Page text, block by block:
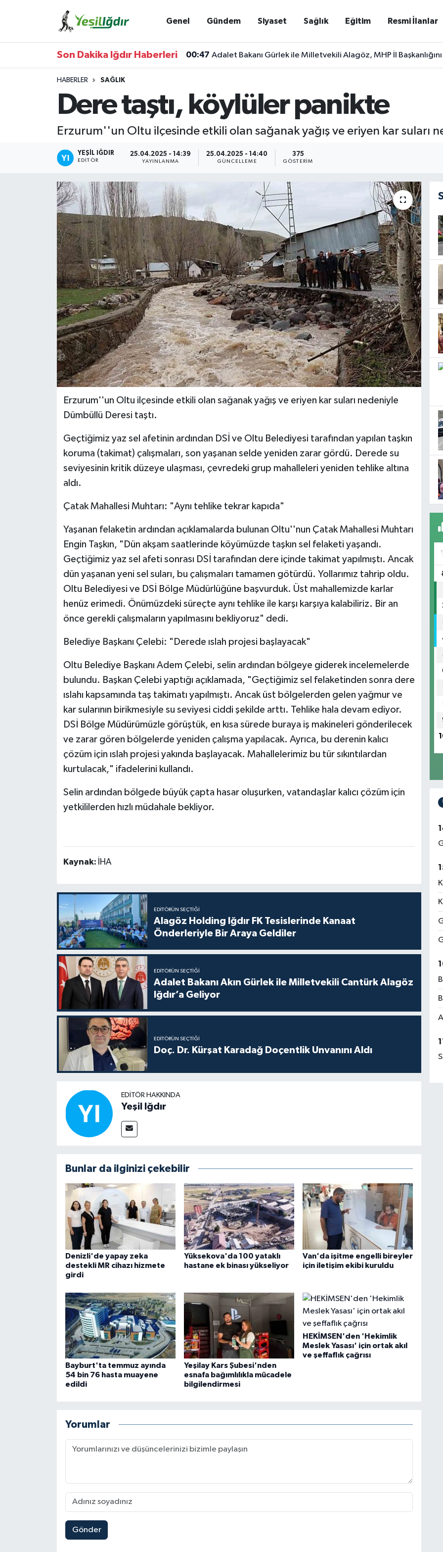
Genel Gündem Siyaset Sağlık Eğitim Resmi İlanlar
Son Dakika Iğdır Haberleri 00:47 Adalet Bakanı Gürlek ile Milletvekili Alagöz, MHP İl
HABERLER SAĞLIK
Dere taştı, köylüler panikte
Erzurum''un Oltu ilçesinde etkili olan sağanak yağış ve eriyen kar suları
YEŞIL IĞDIR
EDITÖR
25.04.2025 - 14:39
YAYINLANMA
25.04.2025 - 14:40
GÜNCELLEME
375
GÖSTERIM
Erzurum''un Oltu ilçesinde etkili olan sağanak yağış ve eriyen kar suları nedeniyle
Dümbüllü Deresi taştı.
Geçtiğimiz yaz sel afetinin ardından DSİ ve Oltu Belediyesi tarafından yapılan taşkın
koruma (takimat) çalışmaları, son yaşanan selde yeniden zarar gördü. Derede su
seviyesinin kritik düzeye ulaşması, çevredeki grup mahalleleri yeniden tehlike altına
aldı.
Çatak Mahallesi Muhtarı: "Aynı tehlike tekrar kapıda"
Yaşanan felaketin ardından açıklamalarda bulunan Oltu''nun Çatak Mahallesi Muhtarı
Engin Taşkın, "Dün akşam saatlerinde köyümüzde taşkın sel felaketi yaşandı.
Geçtiğimiz yaz sel afeti sonrası DSİ tarafından dere içinde takimat yapılmıştı. Ancak
dün yaşanan yeni sel suları, bu çalışmaları tamamen götürdü. Yollarımız tahrip oldu.
Oltu Belediyesi ve DSİ Bölge Müdürlüğüne başvurduk. Üst mahallemizde karlar
henüz erimedi. Önümüzdeki süreçte aynı tehlike ile karşı karşıya kalabiliriz. Bir an
önce gerekli çalışmaların yapılmasını bekliyoruz" dedi.
Belediye Başkanı Çelebi: "Derede ıslah projesi başlayacak"
Oltu Belediye Başkanı Adem Çelebi, selin ardından bölgeye giderek incelemelerde
bulundu. Başkan Çelebi yaptığı açıklamada, "Geçtiğimiz sel felaketinden sonra dere
ıslahı kapsamında taş takimatı yapılmıştı. Ancak üst bölgelerden gelen yağmur ve
kar sularının birikmesiyle su seviyesi ciddi şekilde arttı. Tehlike hala devam ediyor.
DSİ Bölge Müdürümüzle görüştük, en kısa sürede buraya iş makineleri gönderilecek
ve zarar gören bölgelerde yeniden çalışma yapılacak. Ayrıca, bu derenin kalıcı
çözüm için ıslah projesi yakında başlayacak. Mahallelerimiz bu tür sıkıntılardan
kurtulacak," ifadelerini kullandı.
Selin ardından bölgede büyük çapta hasar oluşurken, vatandaşlar kalıcı çözüm için
yetkililerden hızlı müdahale bekliyor.
Kaynak: İHA
EDITÖRÜN SEÇTIĞI
Alagöz Holding Iğdır FK Tesislerinde Kanaat
Önderleriyle Bir Araya Geldiler
EDITÖRÜN SEÇTIĞI
Adalet Bakanı Akın Gürlek ile Milletvekili Cantürk Alagöz
Iğdır’a Geliyor
EDITÖRÜN SEÇTIĞI
Doç. Dr. Kürşat Karadağ Doçentlik Unvanını Aldı
EDITÖR HAKKINDA
Yeşil Iğdır
Bunlar da ilginizi çekebilir
Denizli'de yapay zeka
destekli MR cihazı hizmete
girdi
Yüksekova'da 100 yataklı
hastane ek binası yükseliyor
Van'da işitme engelli bireyler
için iletişim ekibi kuruldu
Bayburt'ta temmuz ayında
54 bin 76 hasta muayene
edildi
Yeşilay Kars Şubesi'nden
esnafa bağımlılıkla mücadele
bilgilendirmesi
HEKİMSEN'den 'Hekimlik
Meslek Yasası' için ortak akıl
ve şeffaflık çağrısı
Yorumlar
Gönder
Iğdır Trafik Yoğunluk Haritası
Tüm Manşetler
Son Dakika Haberleri
Haber Arşivi